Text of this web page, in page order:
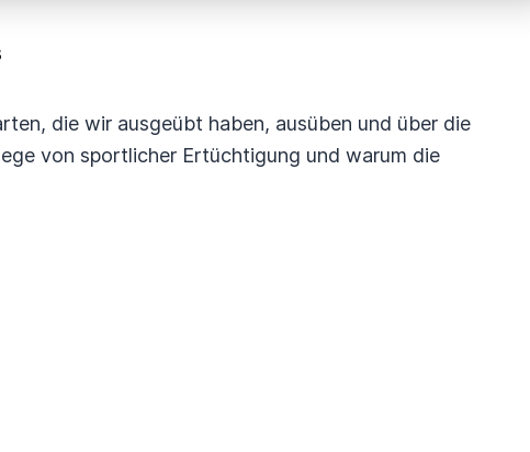
die wir ausgeübt haben, ausüben und über die
von sportlicher Ertüchtigung und warum die